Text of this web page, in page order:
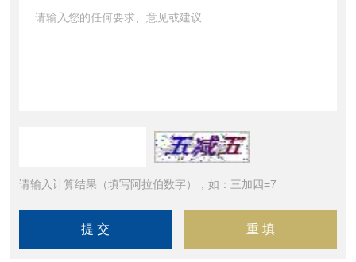
请输入计算结果（填写阿拉伯数字），如：三加四=7